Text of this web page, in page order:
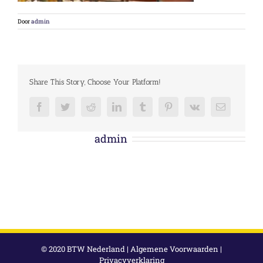
Dooradmin
Share This Story, Choose Your Platform!
FacebookTwitterRedditLinkedInTumblr PinterestVk
E-
admin
© 2020 BTW Nederland | Algemene Voorwaarden |
Privacyverklaring